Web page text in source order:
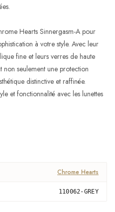
Hearts Sinnergasm-A pour
à votre style. Avec leur
fine et leurs verres de haute
non seulement une protection
distinctive et raffinée.
et fonctionnalité avec les lunettes
Chrome Hearts
110062-GREY